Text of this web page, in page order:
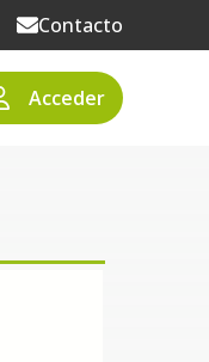
Contacto
Acceder